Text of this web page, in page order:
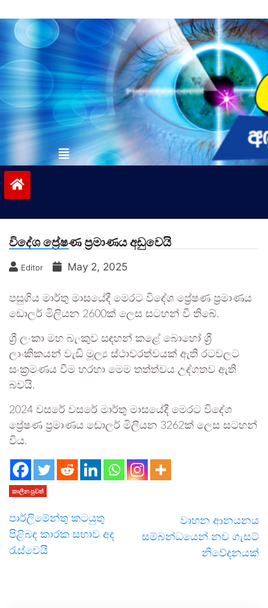
to
contentvinivida.lk
විදේශ ප්‍රේෂණ ප්‍රමාණය අඩුවෙයි
Editor May 2, 2025
පසුගිය මාර්තු මාසයේදී මෙරට විදේශ ප්‍රේෂණ ප්‍රමාණය
ඩොලර් මිලියන 2600ක් ලෙස සටහන් වී තිබේ.
ශ්‍රී ලංකා මහ බැංකුව සඳහන් කළේ බොහෝ ශ්‍රී
ලාංකිකයන් වැඩි මූල්‍ය ස්ථාවරත්වයක් ඇති රටවලට
සංක්‍රමණය වීම හරහා මෙම තත්ත්වය උද්ගතව ඇති
බවයි.
2024 වසරේ වසරේ මාර්තු මාසයේදී මෙරට විදේශ
ප්‍රේෂණ ප්‍රමාණය ඩොලර් මිලියන 3262ක් ලෙස සටහන්
විය.
කාලීන පුවත්
පාර්ලිමේන්තු කටයුතු
පිළිබඳ කාරක සභාව අද
රැස්වෙයි
වාහන ආනයනය
සම්බන්ධයෙන් නව ගැසට්
නිවේදනයක්